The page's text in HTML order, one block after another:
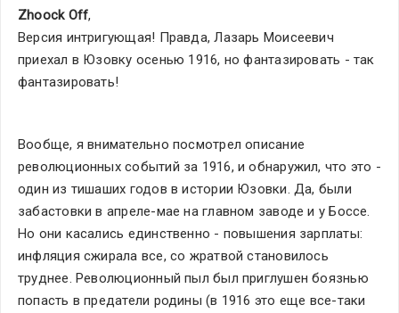
Zhoock Off,
Версия интригующая! Правда, Лазарь Моисеевич
приехал в Юзовку осенью 1916, но фантазировать - так
фантазировать!
Вообще, я внимательно посмотрел описание
революционных событий за 1916, и обнаружил, что это -
один из тишаших годов в истории Юзовки. Да, были
забастовки в апреле-мае на главном заводе и у Боссе.
Но они касались единственно - повышения зарплаты:
инфляция сжирала все, со жратвой становилось
труднее. Революционный пыл был приглушен боязнью
попасть в предатели родины (в 1916 это еще все-таки